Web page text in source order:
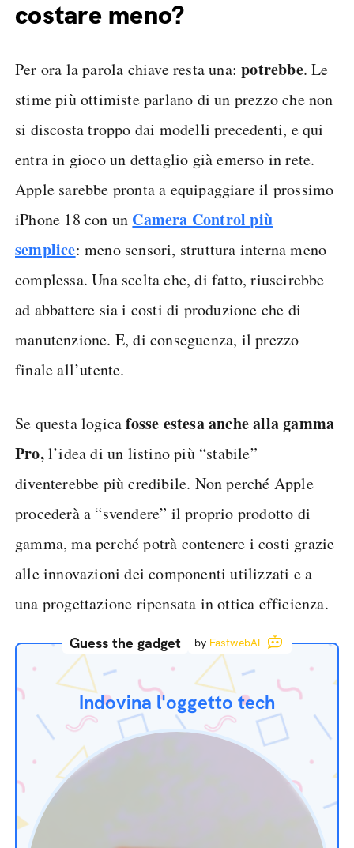
costare meno?
Per ora la parola chiave resta una:potrebbe. Le
stime più ottimiste parlano di un prezzo che non
si discosta troppo dai modelli precedenti, e qui
entra in gioco un dettaglio già emerso in rete.
Apple sarebbe pronta a equipaggiare il prossimo
iPhone 18 con un Camera Control più
semplice: meno sensori, struttura interna meno
complessa. Una scelta che, di fatto, riuscirebbe
ad abbattere sia i costi di produzione che di
manutenzione. E, di conseguenza, il prezzo
finale all’utente.
Se questa logicafosse estesa anche alla gamma
Pro,l’idea di un listino più “stabile”
diventerebbe più credibile. Non perché Apple
procederà a “svendere” il proprio prodotto di
gamma, ma perché potrà contenere i costi grazie
alle innovazioni dei componenti utilizzati e a
una progettazione ripensata in ottica efficienza.
Guess the gadget by FastwebAI
Indovina l'oggetto tech